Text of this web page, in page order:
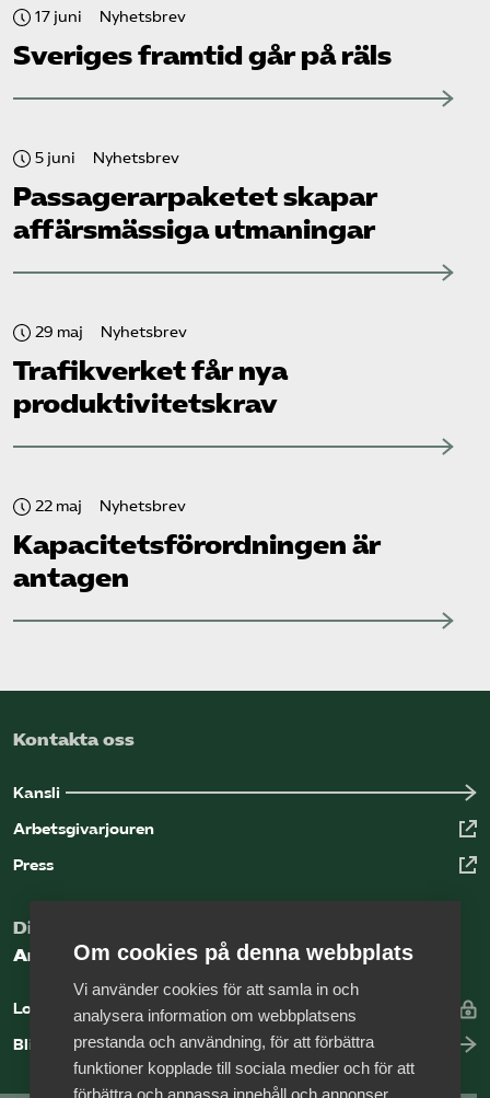
17 juni Nyhetsbrev
Sveriges framtid går på räls
5 juni Nyhetsbrev
Passagerarpaketet skapar
affärsmässiga utmaningar
29 maj Nyhetsbrev
Trafikverket får nya
produktivitetskrav
22 maj Nyhetsbrev
Kapacitets­förordningen är
antagen
Kontakta oss
Kansli
Arbetsgivarjouren
Press
Digital kunskapsbank för arbetsgivare
Arbetsgivarguiden
Logga in
Bli medlem
Om cookies på denna webbplats
Vi använder cookies för att samla in och
analysera information om webbplatsens
prestanda och användning, för att förbättra
funktioner kopplade till sociala medier och för att
förbättra och anpassa innehåll och annonser.